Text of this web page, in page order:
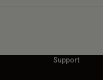
Support